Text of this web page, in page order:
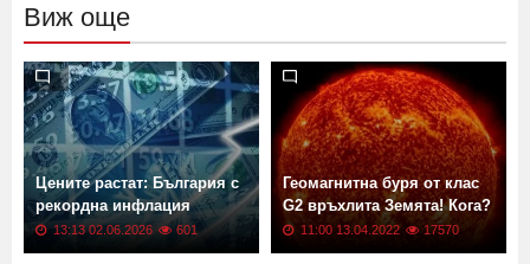
Виж още
Цените растат: България с
рекордна инфлация
13:13 02.06.2026 601
Геомагнитна буря от клас
G2 връхлита Земята! Кога?
11:00 13.04.2022 17570